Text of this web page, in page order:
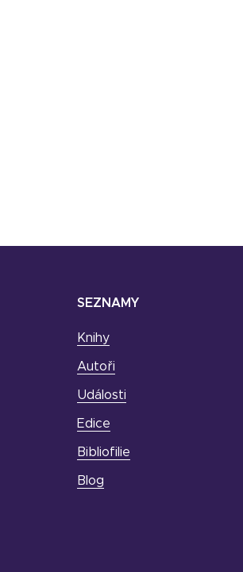
SEZNAMY
Knihy
Autoři
Události
Edice
Bibliofilie
Blog